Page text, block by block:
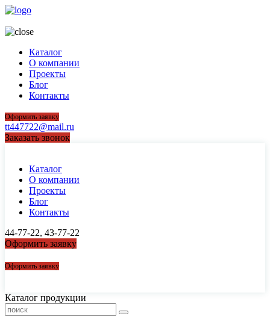
Каталог
О компании
Проекты
Блог
Контакты
Оформить заявку
tt447722@mail.ru
Заказать звонок
Каталог
О компании
Проекты
Блог
Контакты
44-77-22, 43-77-22
Оформить заявку
Оформить заявку
Каталог продукции